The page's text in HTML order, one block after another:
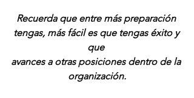
Recuerda que entre más preparación
tengas, más fácil es que tengas éxito y
que
avances a otras posiciones dentro de la
organización.